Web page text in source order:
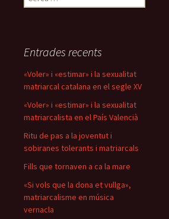
Entrades recents
«Voler» i «estimar» i la sexualitat
matriarcal catalana en el segle XV
«Voler» i «estimar» i la sexualitat
matriarcalista en el País Valencià
Ritu de pas a la joventut i
sobiranes tolerants i matriarcals
Fills que tornaven a ca la mare
«Si vols que la dona et vullga»,
matriarcalisme en música
vernacla